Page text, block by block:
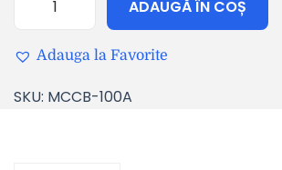
ADAUGĂ ÎN COȘ
Adauga la Favorite
SKU: MCCB-100A